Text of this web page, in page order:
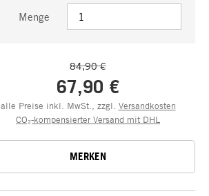
Menge
84,90 €
67,90 €
alle Preise inkl. MwSt., zzgl. Versandkosten
CO₂-kompensierter Versand mit DHL
MERKEN